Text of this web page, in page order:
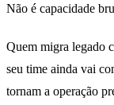
Não é capacidade
Quem migra legado
seu time ainda vai
tornam a operação